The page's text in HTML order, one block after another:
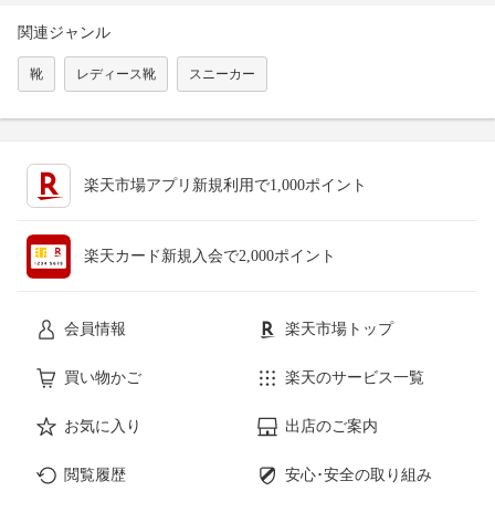
関連ジャンル
靴 レディース靴 スニーカー
楽天市場アプリ新規利用で1,000ポイント
楽天カード新規入会で2,000ポイント
会員情報 楽天市場トップ
買い物かご 楽天のサービス一覧
お気に入り 出店のご案内
閲覧履歴 安心･安全の取り組み